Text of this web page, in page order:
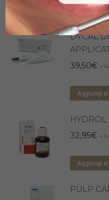
Aggiungi
DYCAL
39,50€ +
Aggiungi
HYDROL
32,95€ +
Aggiungi
PULP